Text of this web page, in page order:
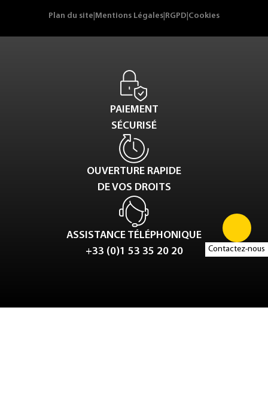
Contactez-nous
Plan du site Mentions Légales RGPD Cookies
PAIEMENT
SÉCURISÉ
OUVERTURE RAPIDE
DE VOS DROITS
ASSISTANCE TÉLÉPHONIQUE
+33 (0)1 53 35 20 20